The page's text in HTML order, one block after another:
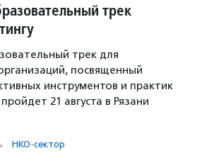
трек
трек для
посвященный
инструментов и практик
21 августа в Рязани
· НКО-сектор